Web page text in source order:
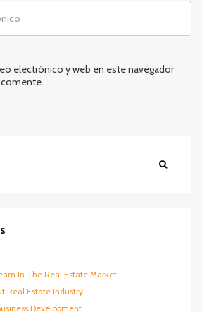
electrónico y web en este navegador
comente.
In The Real Estate Market
Real Estate Industry
Development